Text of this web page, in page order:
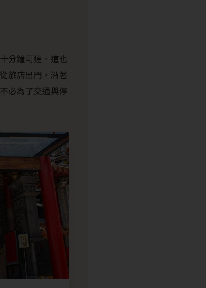
分鐘可達。這也
旅店出門，沿著
必為了交通與停